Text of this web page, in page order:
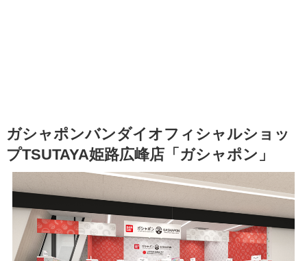
ガシャポンバンダイオフィシャルショッ
プTSUTAYA姫路広峰店「ガシャポン」